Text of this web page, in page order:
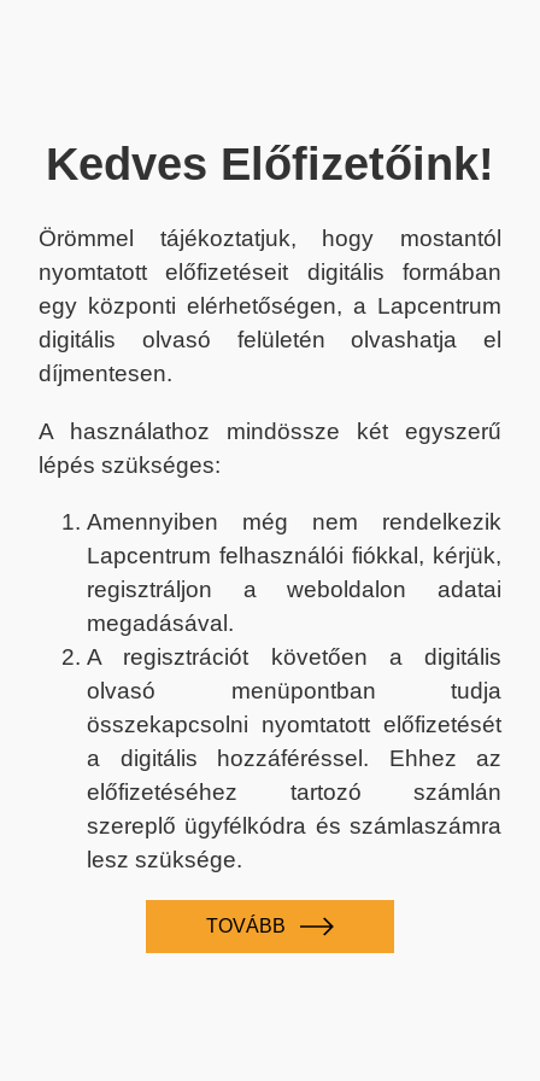
Kedves Előfizetőink!
Örömmel tájékoztatjuk, hogy mostantól
nyomtatott előfizetéseit digitális formában
egy központi elérhetőségen, a Lapcentrum
digitális olvasó felületén olvashatja el
díjmentesen.
A használathoz mindössze két egyszerű
lépés szükséges:
Amennyiben még nem rendelkezik
Lapcentrum felhasználói fiókkal, kérjük,
regisztráljon a weboldalon adatai
megadásával.
A regisztrációt követően a digitális
olvasó menüpontban tudja
összekapcsolni nyomtatott előfizetését
a digitális hozzáféréssel. Ehhez az
előfizetéséhez tartozó számlán
szereplő ügyfélkódra és számlaszámra
lesz szüksége.
TOVÁBB